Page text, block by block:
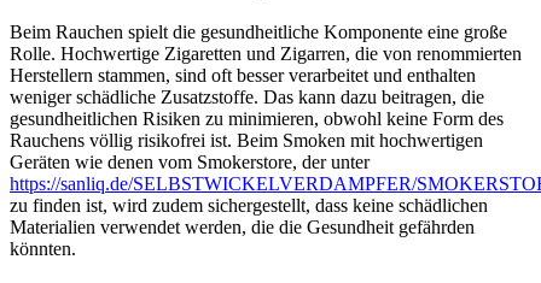
Beim Rauchen spielt die gesundheitliche Komponente eine große
Rolle. Hochwertige Zigaretten und Zigarren, die von renommierten
Herstellern stammen, sind oft besser verarbeitet und enthalten
weniger schädliche Zusatzstoffe. Das kann dazu beitragen, die
gesundheitlichen Risiken zu minimieren, obwohl keine Form des
Rauchens völlig risikofrei ist. Beim Smoken mit hochwertigen
Geräten wie denen vom Smokerstore, der unter
https://sanliq.de/SELBSTWICKELVERDAMPFER/
zu finden ist, wird zudem sichergestellt, dass keine schädlichen
Materialien verwendet werden, die die Gesundheit gefährden
könnten.